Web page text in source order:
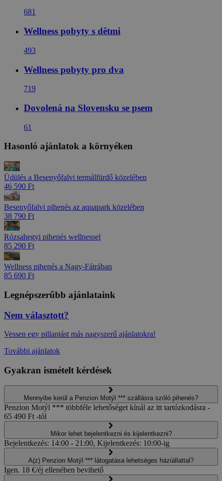
681
Wellness pobyty s dětmi
493
Wellness pobyty pro dva
719
Dovolená na Slovensku se psem
61
Hasonló ajánlatok a környéken
Üdülés a Besenyőfalvi termálfürdő közelében
46 590 Ft
Besenyőfalvi pihenés az aquapark közelében
38 790 Ft
Rózsahegyi pihenés wellnessel
85 290 Ft
Wellness pihenés a Nagy-Fátrában
85 690 Ft
Legnépszerűbb ajánlataink
Nem választott?
Vessen egy pillantást más nagyszerű ajánlatokra!
További ajánlatok
Gyakran ismételt kérdések
Mennyibe kerül a Penzion Motýl *** szállásra szóló pihenés?
Penzion Motýl *** többféle lehetőséget kínál az itt tartózkodásra -
65 490 Ft -tól
Mikor lehet bejelentkezni és kijelentkezni?
Bejelentkezés: 14:00 - 21:00, Kijelentkezés: 10:00-ig
A(z) Penzion Motýl *** látogatása lehetséges háziállattal?
Igen. 18 €/éj ellenében bevihető